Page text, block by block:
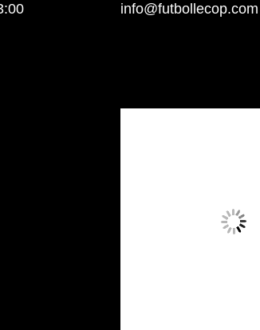
info@futbollecop.com